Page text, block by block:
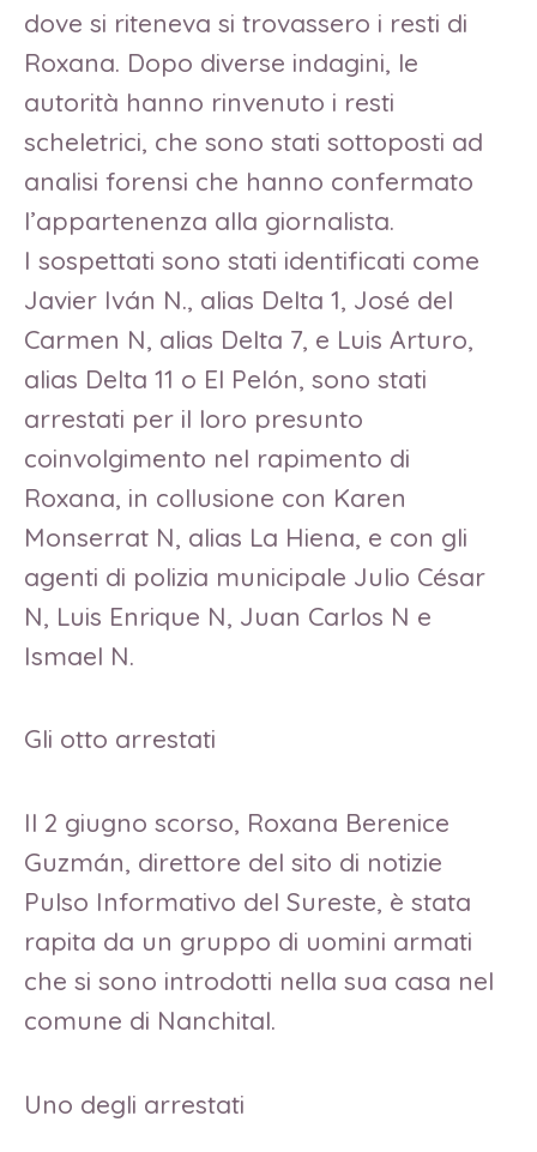
dove si riteneva si trovassero i resti di
Roxana. Dopo diverse indagini, le
autorità hanno rinvenuto i resti
scheletrici, che sono stati sottoposti ad
analisi forensi che hanno confermato
l’appartenenza alla giornalista.
I sospettati sono stati identificati come
Javier Iván N., alias Delta 1, José del
Carmen N, alias Delta 7, e Luis Arturo,
alias Delta 11 o El Pelón, sono stati
arrestati per il loro presunto
coinvolgimento nel rapimento di
Roxana, in collusione con Karen
Monserrat N, alias La Hiena, e con gli
agenti di polizia municipale Julio César
N, Luis Enrique N, Juan Carlos N e
Ismael N.
Gli otto arrestati
Il 2 giugno scorso, Roxana Berenice
Guzmán, direttore del sito di notizie
Pulso Informativo del Sureste, è stata
rapita da un gruppo di uomini armati
che si sono introdotti nella sua casa nel
comune di Nanchital.
Uno degli arrestati